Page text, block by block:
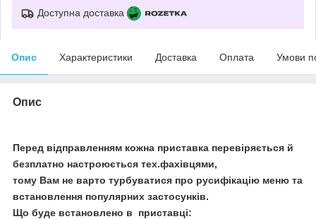
Доступна доставка
Опис Характеристики Доставка Оплата Умови
Опис
Перед відправленням кожна приставка перевіряється й
безплатно настроюється тех.фахівцями,
тому Вам не варто турбуватися про русифікацію меню та
встановлення популярних застосунків.
Що буде встановлено в приставці: